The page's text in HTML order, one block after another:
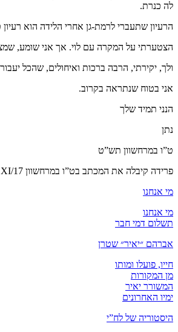
לה כנרת.
הרעיון שתעברי לרמת-גן אחרי הלידה הוא
הצטערתי על המקרה עם לוי. אך אני שומע,
ולך, יקירתי, הרבה ברכות ואיחולים, שהכל
אני בטוח שנתראה בקרוב.
הנני תמיד שלך
נתן
ט”ו במרחשוון תש”ט
פרידה קיבלה את המכתב בט”ו במרחשוון XI/17
מי אנחנו
מי אנחנו
תשלום דמי חבר
אברהם ״יאיר״ שטרן
חייו, פועלו ומותו
מן המקורות
המשורר יאיר
ימיו האחרונים
היסטוריה של לח”י